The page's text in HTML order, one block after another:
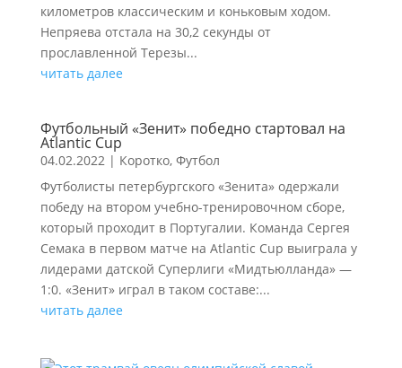
километров классическим и коньковым ходом.
Непряева отстала на 30,2 секунды от
прославленной Терезы...
читать далее
Футбольный «Зенит» победно стартовал на
Atlantic Cup
04.02.2022| Коротко, Футбол
Футболисты петербургского «Зенита» одержали
победу на втором учебно-тренировочном сборе,
который проходит в Португалии. Команда Сергея
Семака в первом матче на Atlantic Cup выиграла у
лидерами датской Суперлиги «Мидтьюлланда» —
1:0. «Зенит» играл в таком составе:...
читать далее